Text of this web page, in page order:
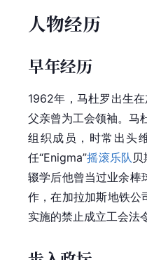
人物经历
早年经历
1962年，马杜罗出生
父亲曾为工会领袖。马
组织成员，时常出头
任“Enigma”摇滚乐队
辍学后他曾当过业余棒
作，在加拉加斯地铁公
实施的禁止成立工会法